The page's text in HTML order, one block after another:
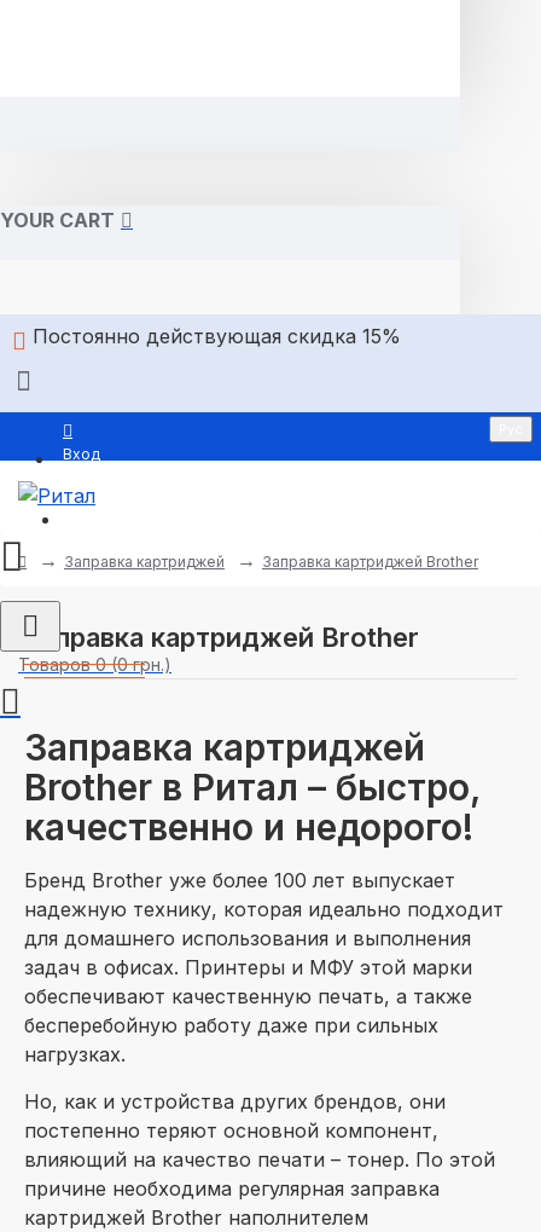
YOUR CART
Постоянно действующая скидка 15%
Вход
Товаров 0 (0 грн.)
Заправка картриджей Заправка картриджей Brother
Заправка картриджей Brother
Заправка картриджей
Brother в Ритал – быстро,
качественно и недорого!
Бренд Brother уже более 100 лет выпускает
надежную технику, которая идеально подходит
для домашнего использования и выполнения
задач в офисах. Принтеры и МФУ этой марки
обеспечивают качественную печать, а также
бесперебойную работу даже при сильных
нагрузках.
Но, как и устройства других брендов, они
постепенно теряют основной компонент,
влияющий на качество печати – тонер. По этой
причине необходима регулярная заправка
картриджей Brother наполнителем